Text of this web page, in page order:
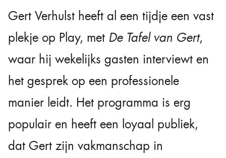
Gert Verhulst heeft al een tijdje een vast
plekje op Play, met De Tafel van Gert,
waar hij wekelijks gasten interviewt en
het gesprek op een professionele
manier leidt. Het programma is erg
populair en heeft een loyaal publiek,
dat Gert zijn vakmanschap in